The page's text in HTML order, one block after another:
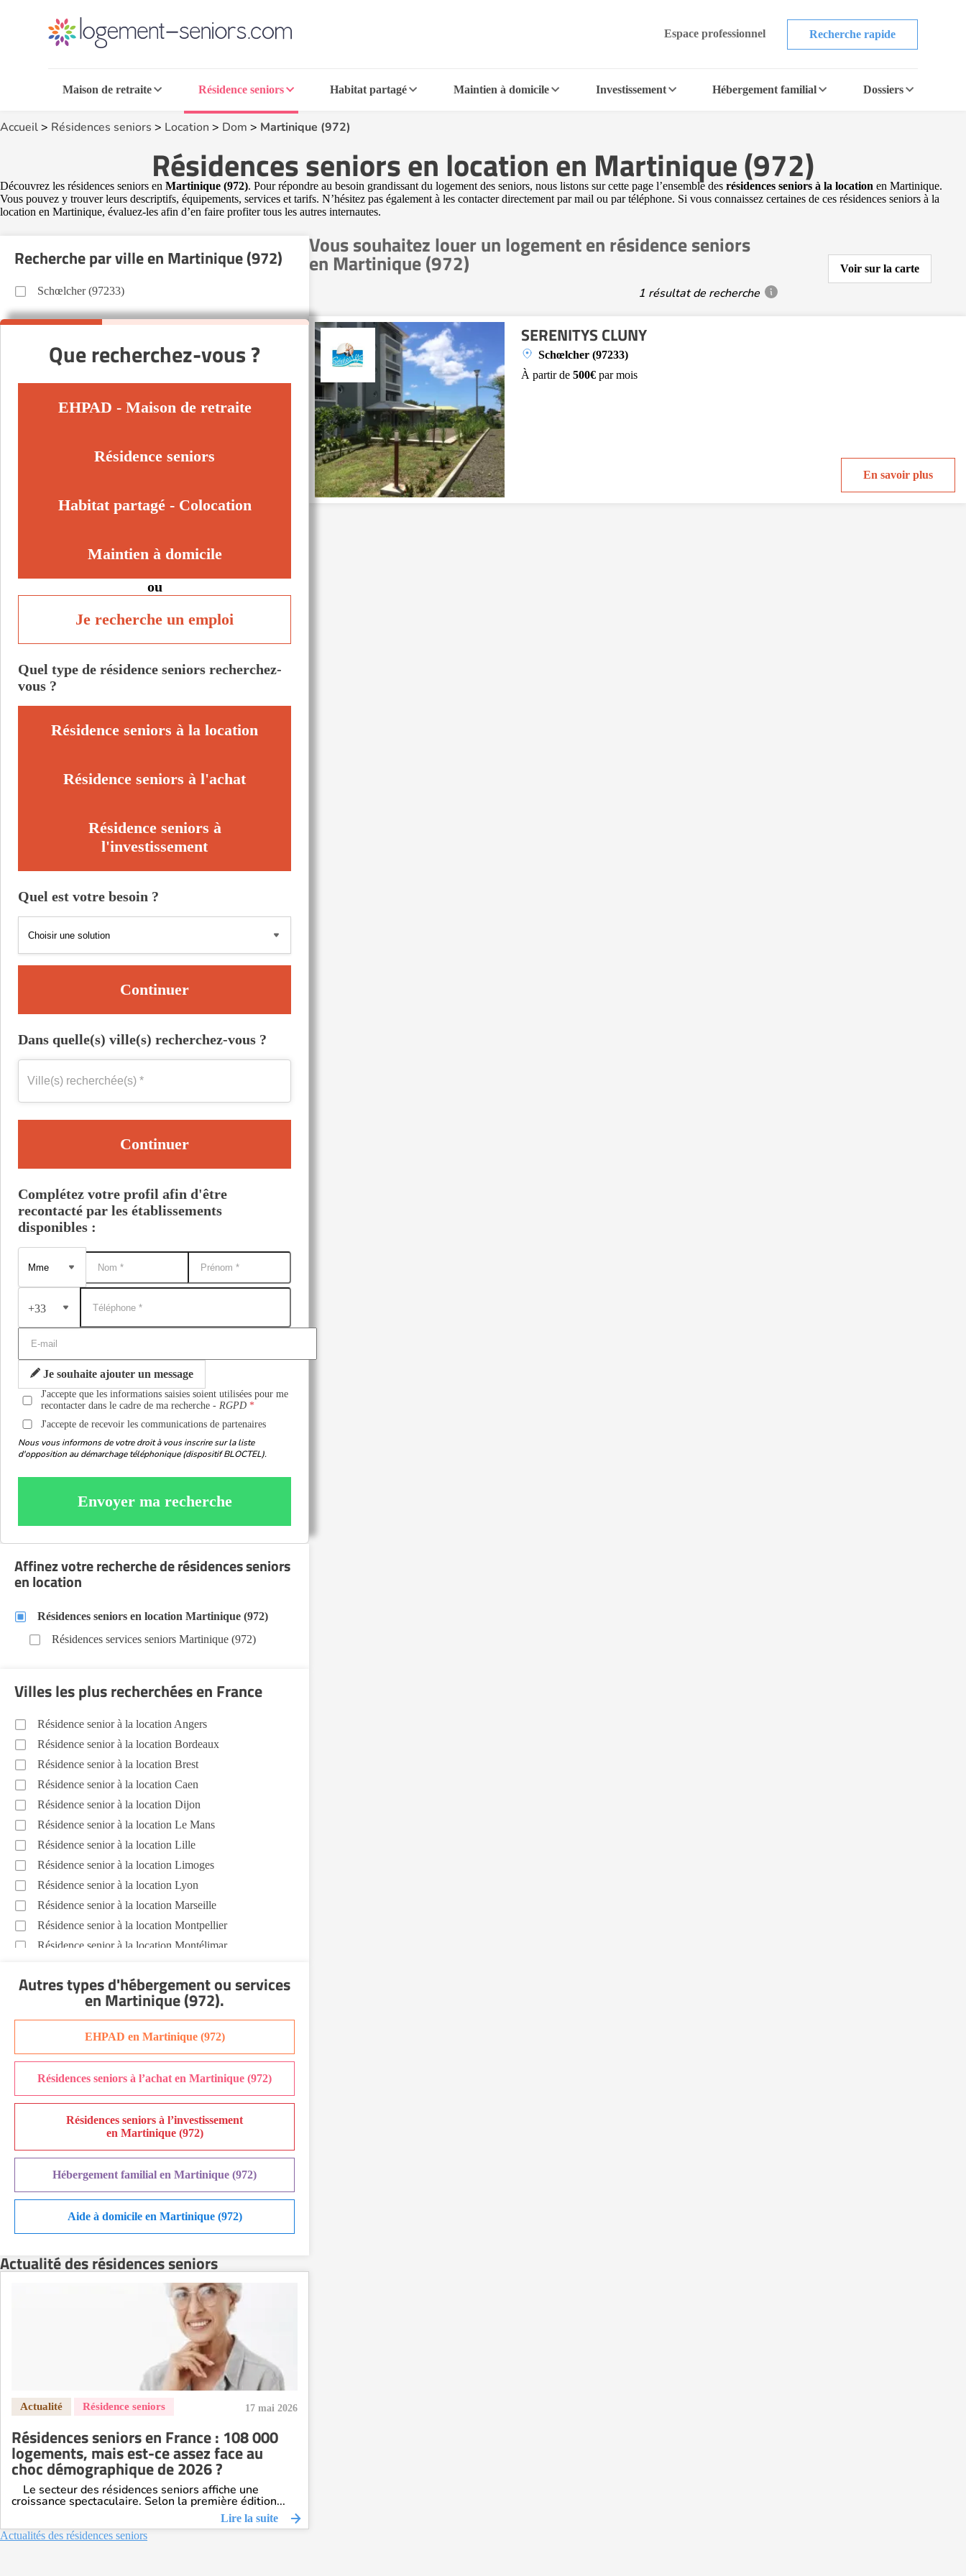
Espace professionnel Recherche rapide
Maison de retraite Résidence seniors Habitat partagé Maintien à domicile Investissement Hébergement familial Dossiers
Accueil> Résidences seniors > Location > Dom > Martinique (972)
Résidences seniors en location en Martinique (972)
Découvrez les résidences seniors en Martinique (972). Pour répondre au besoin grandissant du logement des seniors, nous listons sur cette page l’ensemble des résidences seniors à la location en Martinique.
Vous pouvez y trouver leurs descriptifs, équipements, services et tarifs. N’hésitez pas également à les contacter directement par mail ou par téléphone. Si vous connaissez certaines de ces résidences seniors à la
location en Martinique, évaluez-les afin d’en faire profiter tous les autres internautes.
Vous souhaitez louer un logement en résidence seniors
en Martinique (972)
1 résultat de recherche
Voir sur la carte
SERENITYS CLUNY
Schœlcher (97233)
À partir de 500€ par mois
En savoir plus
Recherche par ville en Martinique (972)
Schœlcher (97233)
Que recherchez-vous ?
EHPAD - Maison de retraite
Résidence seniors
Habitat partagé - Colocation
Maintien à domicile
ou
Je recherche un emploi
Quel type de résidence seniors recherchez-
vous ?
Résidence seniors à la location
Résidence seniors à l'achat
Résidence seniors à
l'investissement
Quel est votre besoin ?
Continuer
Dans quelle(s) ville(s) recherchez-vous ?
Continuer
Complétez votre profil afin d'être
recontacté par les établissements
disponibles :
+33
Je souhaite ajouter un message
J'accepte que les informations saisies soient utilisées pour me
recontacter dans le cadre de ma recherche -RGPD
J'accepte de recevoir les communications de partenaires
Nous vous informons de votre droit à vous inscrire sur la liste
d'opposition au démarchage téléphonique (dispositif BLOCTEL).
Envoyer ma recherche
Affinez votre recherche de résidences seniors
en location
Résidences seniors en location Martinique (972)
Résidences services seniors Martinique (972)
Villes les plus recherchées en France
Résidence senior à la location Angers
Résidence senior à la location Bordeaux
Résidence senior à la location Brest
Résidence senior à la location Caen
Résidence senior à la location Dijon
Résidence senior à la location Le Mans
Résidence senior à la location Lille
Résidence senior à la location Limoges
Résidence senior à la location Lyon
Résidence senior à la location Marseille
Résidence senior à la location Montpellier
Résidence senior à la location Montélimar
Résidence senior à la location Nîmes
Résidence senior à la location Orléans
Résidence senior à la location Reims
Résidence senior à la location Rennes
Résidence senior à la location Strasbourg
Résidence senior à la location Toulouse
Recherche par ville
Autres types d'hébergement ou services
en Martinique (972).
EHPAD en Martinique (972)
Résidences seniors à l’achat en Martinique (972)
Résidences seniors à l’investissement
en Martinique (972)
Hébergement familial en Martinique (972)
Aide à domicile en Martinique (972)
Actualité des résidences seniors
17 mai 2026
Résidences seniors en France : 108 000
logements, mais est-ce assez face au
choc démographique de 2026 ?
Le secteur des résidences seniors affiche une
croissance spectaculaire. Selon la première édition...
Lire la suite
Actualités des résidences seniors